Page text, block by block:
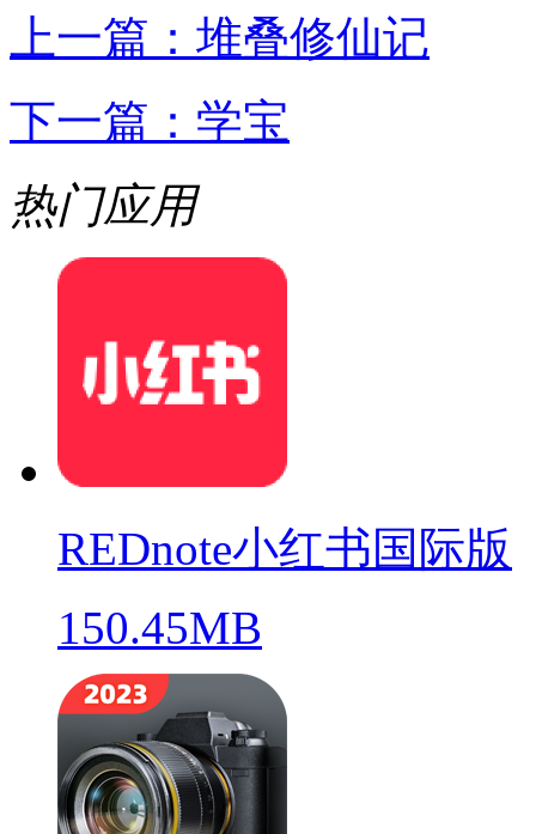
上一篇： 堆叠修仙记
下一篇： 学宝
热门应用
REDnote小红书国际版
150.45MB